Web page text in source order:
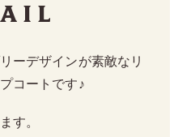
ーデザインが素敵なリ
コートです♪
す。